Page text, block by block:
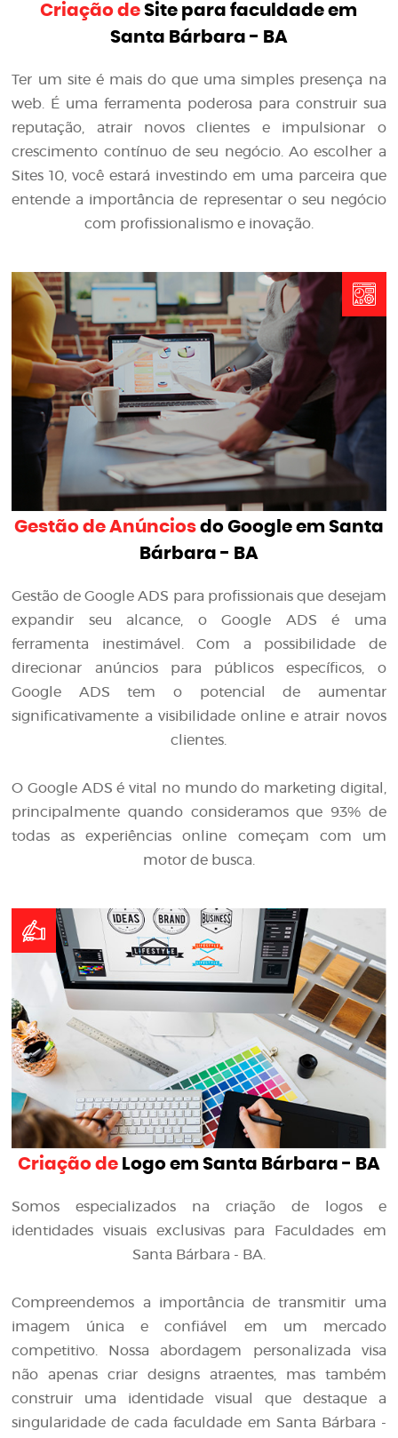
Criação de Site para faculdade em
Santa Bárbara - BA
Ter um site é mais do que uma simples presença na
web. É uma ferramenta poderosa para construir sua
reputação, atrair novos clientes e impulsionar o
crescimento contínuo de seu negócio. Ao escolher a
Sites 10, você estará investindo em uma parceira que
entende a importância de representar o seu negócio
com profissionalismo e inovação.
Gestão de Anúnciosdo Google em Santa
Bárbara - BA
Gestão de Google ADS para profissionais que desejam
expandir seu alcance, o Google ADS é uma
ferramenta inestimável. Com a possibilidade de
direcionar anúncios para públicos específicos, o
Google ADS tem o potencial de aumentar
significativamente a visibilidade online e atrair novos
clientes.
O Google ADS é vital no mundo do marketing digital,
principalmente quando consideramos que 93% de
todas as experiências online começam com um
motor de busca.
Criação deLogo em Santa Bárbara - BA
Somos especializados na criação de logos e
identidades visuais exclusivas para Faculdades em
Santa Bárbara - BA.
Compreendemos a importância de transmitir uma
imagem única e confiável em um mercado
competitivo. Nossa abordagem personalizada visa
não apenas criar designs atraentes, mas também
construir uma identidade visual que destaque a
singularidade de cada faculdade em Santa Bárbara -